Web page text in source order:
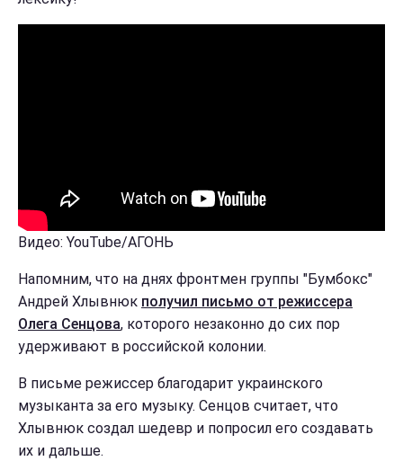
Видео: YouTube/АГОНЬ
Напомним, что на днях фронтмен группы "Бумбокс"
Андрей Хлывнюк получил письмо от режиссера
Олега Сенцова, которого незаконно до сих пор
удерживают в российской колонии.
В письме режиссер благодарит украинского
музыканта за его музыку. Сенцов считает, что
Хлывнюк создал шедевр и попросил его создавать
их и дальше.